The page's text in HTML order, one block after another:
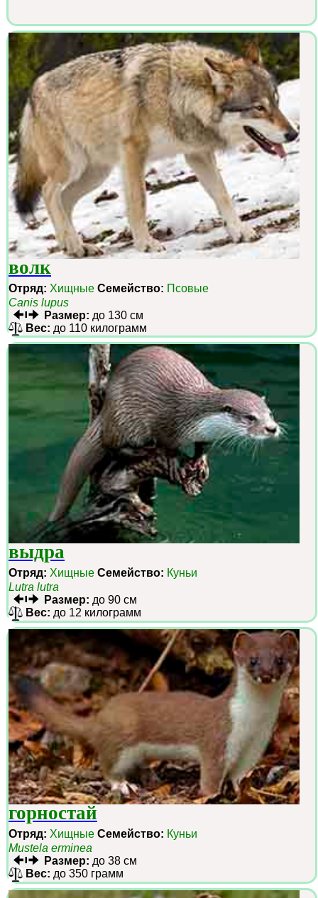
волк
Отряд: Хищные Семейство: Псовые
Canis lupus
Размер: до 130 см
Вес: до 110 килограмм
выдра
Отряд: Хищные Семейство: Куньи
Lutra lutra
Размер: до 90 см
Вес: до 12 килограмм
горностай
Отряд: Хищные Семейство: Куньи
Mustela erminea
Размер: до 38 см
Вес: до 350 грамм